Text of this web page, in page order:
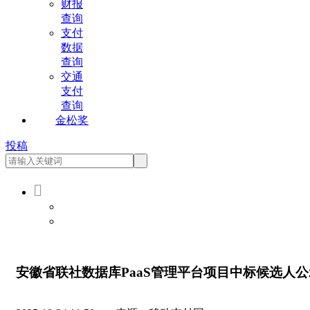
财报
查询
支付
数据
查询
交通
支付
查询
金松奖
投稿

安徽省联社数据库PaaS管理平台项目中标候选人